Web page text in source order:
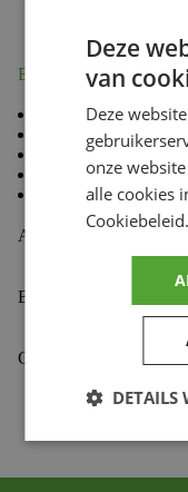
Beschrijving
80 % Coton, 20 %
Doublure en
Coupe standard TLD
Capuche doublée
Cordon de
Aanvullende informatie
Beoordelingen (0)
Gekoppelde Motoren
Deze
van
Deze
onze
alle cookies
Cookiebeleid.
DETAILS